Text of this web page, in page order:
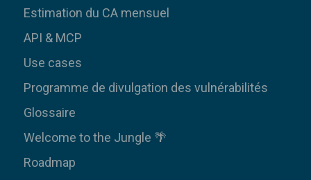
Estimation du CA mensuel
API & MCP
Use cases
Programme de divulgation des vulnérabilités
Glossaire
Welcome to the Jungle 🌴
Roadmap